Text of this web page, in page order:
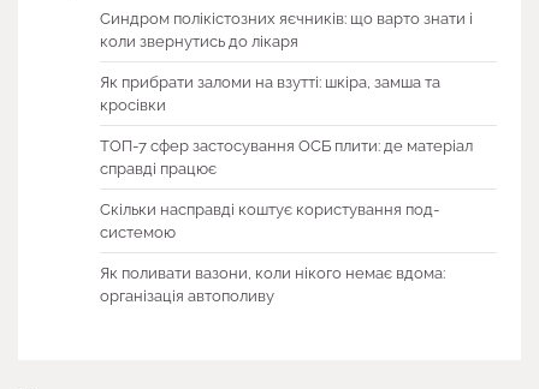
Синдром полікістозних яєчників: що варто знати і
коли звернутись до лікаря
Як прибрати заломи на взутті: шкіра, замша та
кросівки
ТОП-7 сфер застосування ОСБ плити: де матеріал
справді працює
Скільки насправді коштує користування под-
системою
Як поливати вазони, коли нікого немає вдома:
організація автополиву